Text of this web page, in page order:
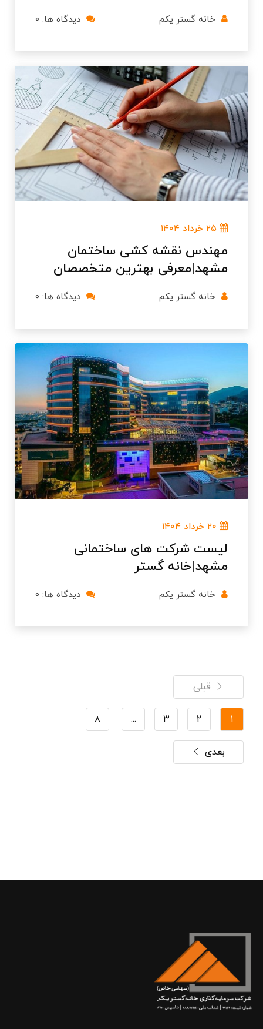
خانه گستر یکم دیدگاه ها: ۰
۲۵ خرداد ۱۴۰۴
مهندس نقشه کشی ساختمان
مشهد|معرفی بهترین متخصصان
خانه گستر یکم دیدگاه ها: ۰
۲۰ خرداد ۱۴۰۴
لیست شرکت های ساختمانی
مشهد|خانه گستر
خانه گستر یکم دیدگاه ها: ۰
قبلی
۱ ۲ ۳ ... ۸
بعدی